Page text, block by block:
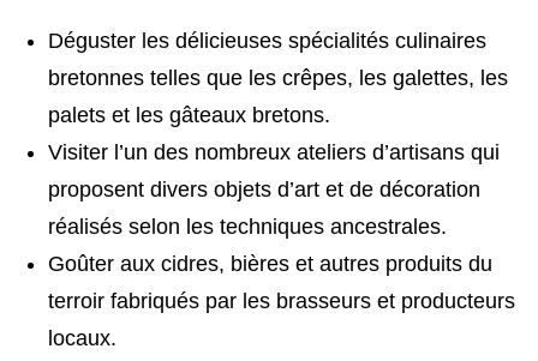
Déguster les délicieuses spécialités culinaires
bretonnes telles que les crêpes, les galettes, les
palets et les gâteaux bretons.
Visiter l’un des nombreux ateliers d’artisans qui
proposent divers objets d’art et de décoration
réalisés selon les techniques ancestrales.
Goûter aux cidres, bières et autres produits du
terroir fabriqués par les brasseurs et producteurs
locaux.